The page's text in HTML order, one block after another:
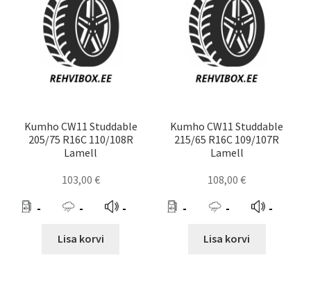
Kumho CW11 Studdable
205/75 R16C 110/108R
Lamell
103,00 €
- - -
Lisa korvi
Kumho CW11 Studdable
215/65 R16C 109/107R
Lamell
108,00€
- - -
Lisa korvi